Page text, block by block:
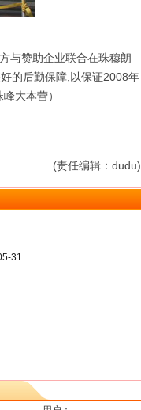
与赞助企业联合在珠穆朗
的后勤保障,以保证2008年
大本营）
(责任编辑：dudu)
31